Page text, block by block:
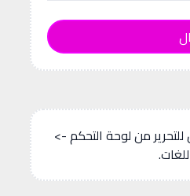
من لوحة التحكم ->